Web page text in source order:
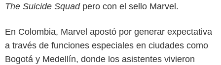
The Suicide Squadpero con el sello Marvel.
En Colombia, Marvel apostó por generar expectativa
a través de funciones especiales en ciudades como
Bogotá y Medellín, donde los asistentes vivieron